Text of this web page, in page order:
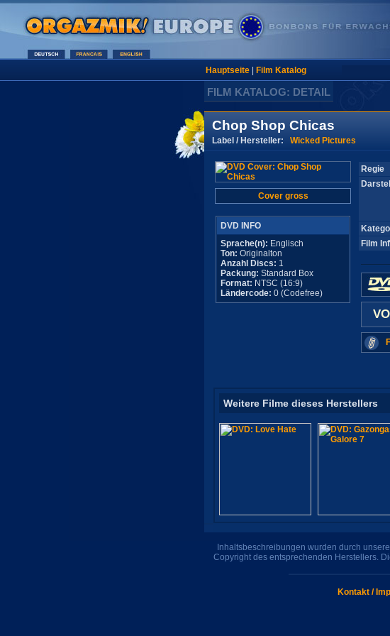
Hauptseite| Film Katalog
FILM KATALOG: DETAIL
Chop Shop Chicas
Label / Hersteller: Wicked Pictures
Cover gross
DVD INFO
Sprache(n): Englisch
Ton: Originalton
Anzahl Discs: 1
Packung: Standard Box
Format: NTSC (16:9)
Ländercode: 0 (Codefree)
Regie
Film
Weitere Filme dieses Herstellers
Inhaltsbeschreibungen wurden durch
Copyright des entsprechenden Herstellers.
Kontakt /